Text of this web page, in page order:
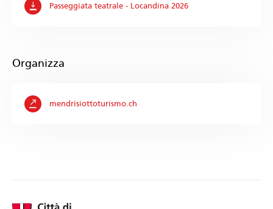
Passeggiata teatrale - Locandina 2026
Organizza
mendrisiottoturismo.ch